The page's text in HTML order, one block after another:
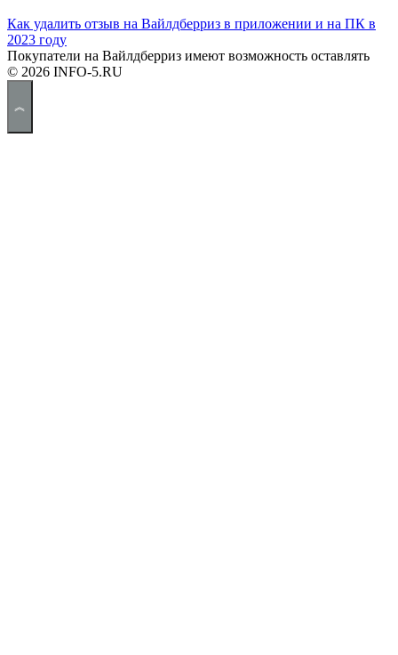
Как удалить отзыв на Вайлдберриз в приложении и на ПК в
2023 году
Покупатели на Вайлдберриз имеют возможность оставлять
© 2026 INFO-5.RU